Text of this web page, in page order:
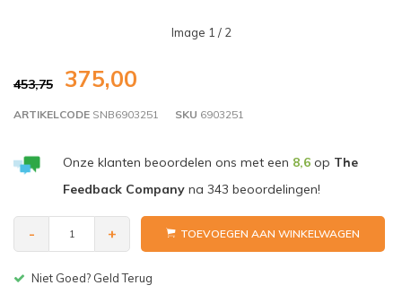
Image 1 / 2
453,75 375,00
ARTIKELCODE SNB6903251 SKU 6903251
Onze klanten beoordelen ons met een 8,6op The
Feedback Companyna 343 beoordelingen!
- + TOEVOEGEN AAN WINKELWAGEN
Gratis bezorgen v.a. € 150,-(NL)